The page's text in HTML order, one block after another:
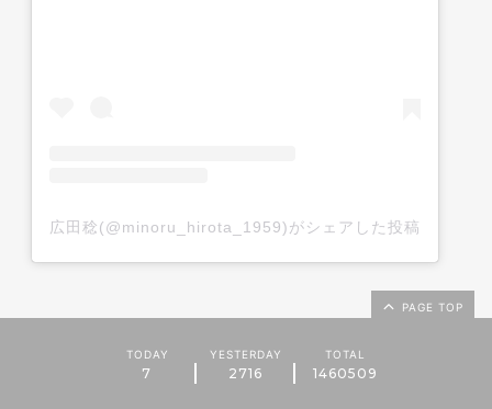
広田稔(@minoru_hirota_1959)がシェアした投稿
PAGE TOP
TODAY
7
YESTERDAY
2716
TOTAL
1460509